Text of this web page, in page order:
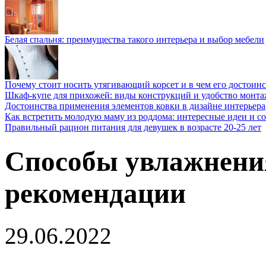
Белая спальня: преимущества такого интерьера и выбор мебели
Почему стоит носить утягивающий корсет и в чем его
Шкаф-купе для прихожей: виды конструкций и удобство
Достоинства применения элементов ковки в дизайне интерьера
Как встретить молодую маму из роддома: интересные идеи и
Правильный рацион питания для девушек в возрасте 20-25 лет
Способы
рекомендации
29.06.2022